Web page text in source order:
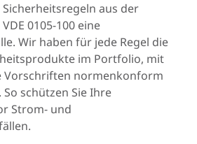
Sicherheitsregeln aus der
0105-100 eine
Wir haben für jede Regel die
im Portfolio, mit
Vorschriften normenkonform
schützen Sie Ihre
Strom- und